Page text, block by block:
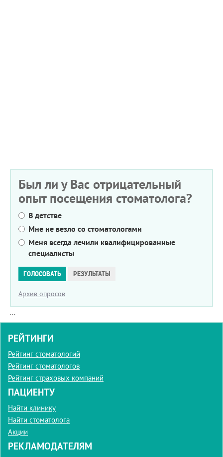
Был ли у Вас отрицательный
опыт посещения стоматолога?
В детстве
Мне не везло со стоматологами
Меня всегда лечили квалифицированные
специалисты
ГОЛОСОВАТЬ РЕЗУЛЬТАТЫ
Архив опросов
...
РЕЙТИНГИ
Рейтинг стоматологий
Рейтинг стоматологов
Рейтинг страховых компаний
ПАЦИЕНТУ
Найти клинику
Найти стоматолога
Акции
РЕКЛАМОДАТЕЛЯМ